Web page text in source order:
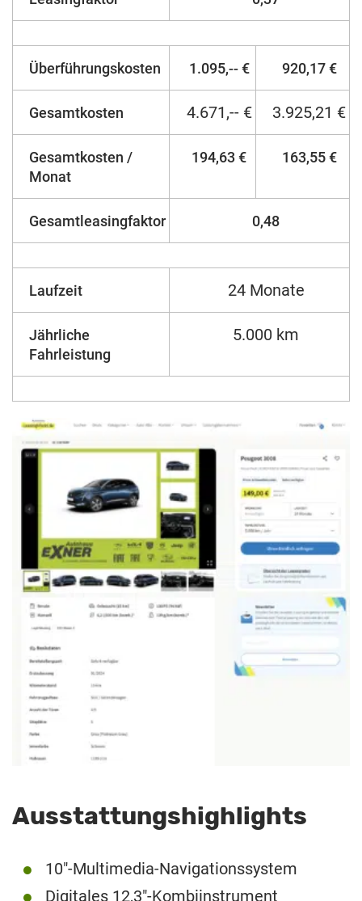
Überführungskosten 1.095,-- € 920,17 €
Gesamtkosten 4.671,-- € 3.925,21 €
Gesamtkosten /
Monat
194,63 € 163,55 €
Gesamtleasingfaktor 0,48
Laufzeit 24 Monate
Jährliche
Fahrleistung
5.000 km
Ausstattungshighlights
10″-Multimedia-Navigationssystem
Digitales 12,3″-Kombiinstrument